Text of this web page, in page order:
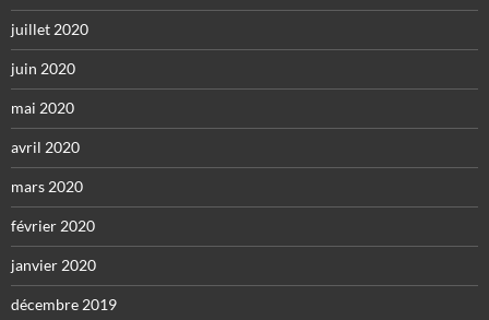
juillet 2020
juin 2020
mai 2020
avril 2020
mars 2020
février 2020
janvier 2020
décembre 2019